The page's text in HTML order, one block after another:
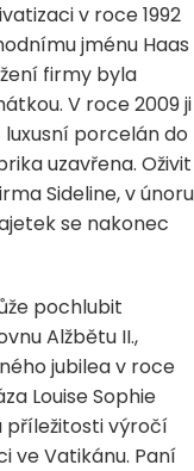
v roce 1992
jménu Haas
firmy byla
V roce 2009 ji
porcelán do
uzavřena. Oživit
Sideline, v únoru
se nakonec
pochlubit
Alžbětu II.,
jubilea v roce
Louise Sophie
příležitosti výročí
ve Vatikánu. Paní